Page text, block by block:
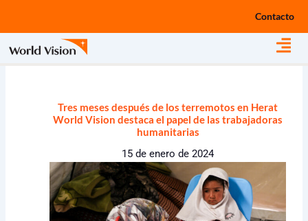
Contacto
Tres meses después de los terremotos en Herat
World Vision destaca el papel de las trabajadoras
humanitarias
15 de enero de 2024